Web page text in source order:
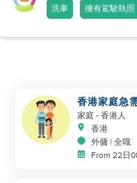
洗車 擁有駕駛執照
香港家庭急
家庭 - 香港人
香港
外傭 | 全職
From 22日